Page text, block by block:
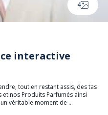
4
interactive
tout en restant assis, des tas
nos Produits Parfumés ainsi
véritable moment de ...